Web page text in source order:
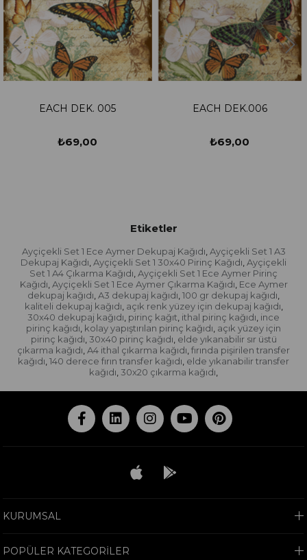
EACH
Etiketler
Ayçiçekli Set 1 Ece Aymer Dekupaj Kağıdı, Ayçiçekli Set 1 A3
Dekupaj Kağıdı, Ayçiçekli Set 1 30x40 Pirinç Kağıdı, Ayçiçekli
Set 1 A4 Çıkarma Kağıdı, Ayçiçekli Set 1 Ece Aymer Pirinç
Kağıdı, Ayçiçekli Set 1 Ece Aymer Çıkarma Kağıdı, Ece Aymer
dekupaj kağıdı, A3 dekupaj kağıdı, 100 gr dekupaj kağıdı,
kaliteli dekupaj kağıdı, açık renk yüzey için dekupaj kağıdı,
30x40 dekupaj kağıdı, pirinç kağıt, ithal pirinç kağıdı, ince
pirinç kağıdı, kolay yapıştırılan pirinç kağıdı, açık yüzey için
pirinç kağıdı, 30x40 pirinç kağıdı, elde yıkanabilir sır üstü
çıkarma kağıdı, A4 ithal çıkarma kağıdı, fırında pişirilen transfer
kağıdı, 140 derece fırın transfer kağıdı, elde yıkanabilir transfer
kağıdı, 30x20 çıkarma kağıdı,
KURUMSAL
POPÜLER KATEGORİLER